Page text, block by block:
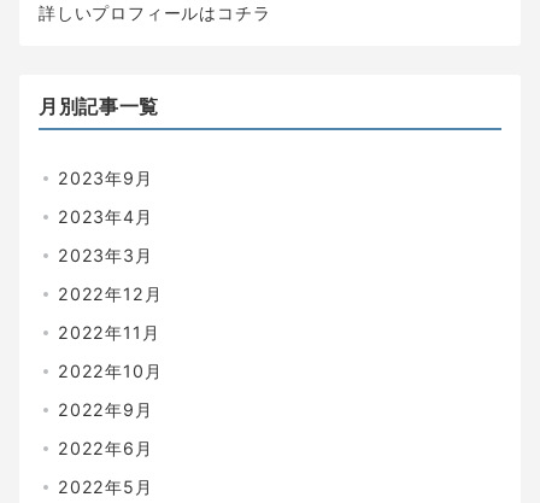
詳しいプロフィールは コチラ
月別記事一覧
2023年9月
2023年4月
2023年3月
2022年12月
2022年11月
2022年10月
2022年9月
2022年6月
2022年5月